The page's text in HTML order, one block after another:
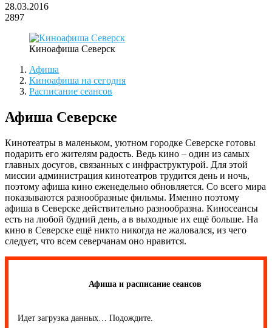
28.03.2016
2897
Киноафиша Северск
Афиша
Киноафиша на сегодня
Расписание сеансов
Афиша Северске
Кинотеатры в маленьком, уютном городке Северске готовы
подарить его жителям радость. Ведь кино – один из самых
главных досугов, связанных с инфраструктурой. Для этой
миссии администрация кинотеатров трудится день и ночь,
поэтому афиша кино еженедельно обновляется. Со всего мира
показываются разнообразные фильмы. Именно поэтому
афиша в Северске действительно разнообразна. Киносеансы
есть на любой будний день, а в выходные их ещё больше. На
кино в Северске ещё никто никогда не жаловался, из чего
следует, что всем северчанам оно нравится.
Афиша и расписание сеансов
Идет загрузка данных… Подождите.